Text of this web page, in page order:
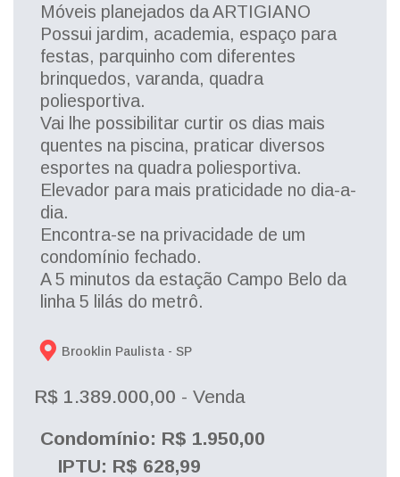
Móveis planejados da ARTIGIANO
Possui jardim, academia, espaço para
festas, parquinho com diferentes
brinquedos, varanda, quadra
poliesportiva.
Vai lhe possibilitar curtir os dias mais
quentes na piscina, praticar diversos
esportes na quadra poliesportiva.
Elevador para mais praticidade no dia-a-
dia.
Encontra-se na privacidade de um
condomínio fechado.
A 5 minutos da estação Campo Belo da
linha 5 lilás do metrô.
Brooklin Paulista - SP
R$ 1.389.000,00 - Venda
Condomínio: R$ 1.950,00
IPTU: R$ 628,99